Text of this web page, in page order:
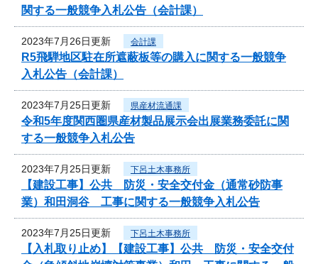
関する一般競争入札公告（会計課）
2023年7月26日更新 会計課
R5飛騨地区駐在所遮蔽板等の購入に関する一般競争
入札公告（会計課）
2023年7月25日更新 県産材流通課
令和5年度関西圏県産材製品展示会出展業務委託に関
する一般競争入札公告
2023年7月25日更新 下呂土木事務所
【建設工事】公共 防災・安全交付金（通常砂防事
業）和田洞谷 工事に関する一般競争入札公告
2023年7月25日更新 下呂土木事務所
【入札取り止め】【建設工事】公共 防災・安全交付